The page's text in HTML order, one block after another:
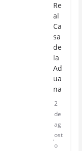
Re
al
Ca
sa
de
la
Ad
ua
na
2
de
ag
ost
o